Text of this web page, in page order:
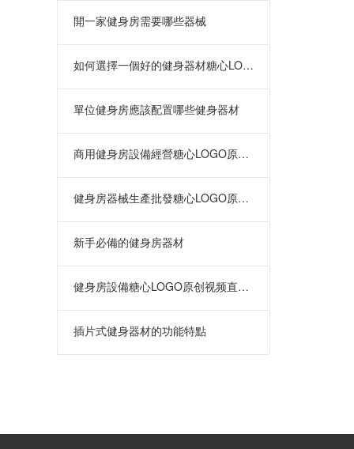
開一家健身房需要哪些器械
如何選擇一個好的健身器材糖心LOGO原创视频
單位健身房應該配置哪些健身器材
商用健身房設備經營糖心LOGO原创视频
健身房器械生產批發糖心LOGO原创视频在哪裏
新手必備的健身房器材
健身房設備糖心LOGO原创视频直銷 批發價格優惠
插片式健身器材的功能特點